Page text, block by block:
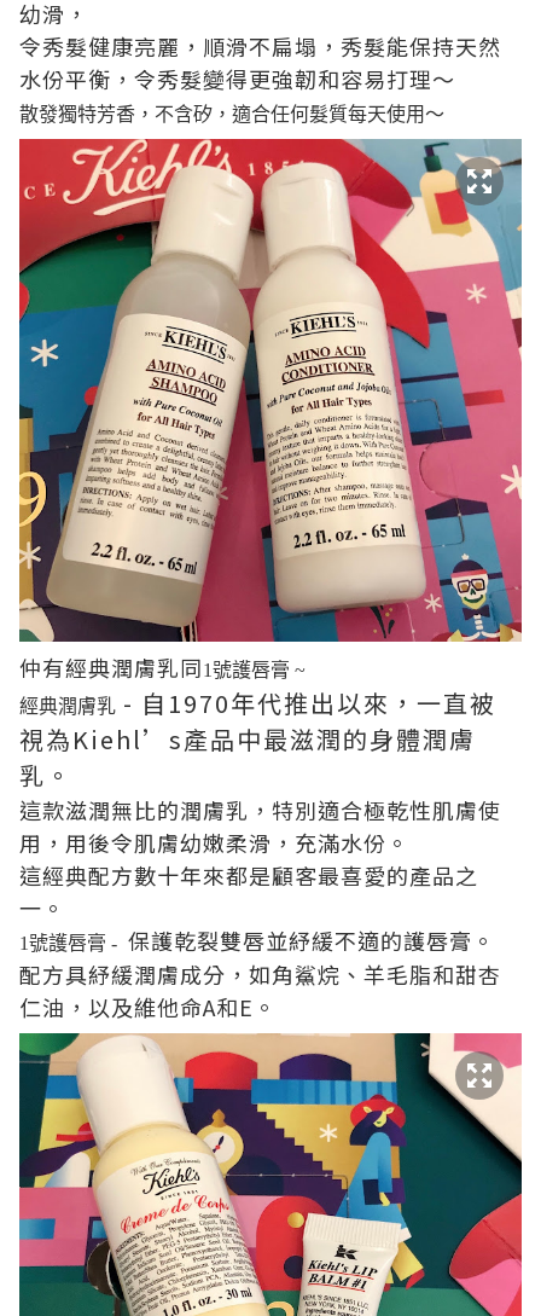
幼滑，
令秀髮健康亮麗，順滑不扁塌，秀髮能保持天然
水份平衡，令秀髮變得更強韌和容易打理～
散發獨特芳香，不含矽，適合任何髮質每天使用～
仲有經典潤膚乳同1號護唇膏 ~
經典潤膚乳 - 自1970年代推出以來，一直被
視為Kiehl’s產品中最滋潤的身體潤膚
乳。
這款滋潤無比的潤膚乳，特別適合極乾性肌膚使
用，用後令肌膚幼嫩柔滑，充滿水份。
這經典配方數十年來都是顧客最喜愛的產品之
一。
1號護唇膏 - 保護乾裂雙唇並紓緩不適的護唇膏。
配方具紓緩潤膚成分，如角鯊烷、羊毛脂和甜杏
仁油，以及維他命A和E。